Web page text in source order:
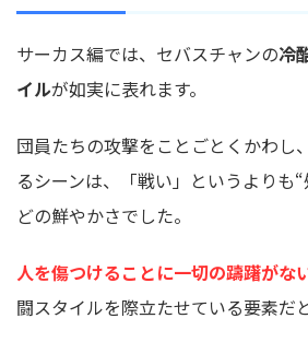
サーカス編では、セバスチャンの冷
イルが如実に表れます。
団員たちの攻撃をことごとくかわし
るシーンは、「戦い」というよりも
どの鮮やかさでした。
人を傷つけることに一切の躊躇がな
闘スタイルを際立たせている要素だ